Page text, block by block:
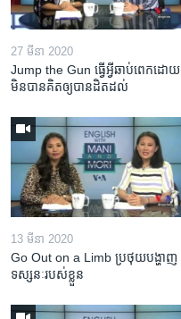
27 មីនា 2020
Jump the Gun ធ្វើ​អ្វី​ឆាប់ពេក​ដោយ​
មិន​បាន​គិត​ឲ្យ​បាន​ដិតដល់
13 មីនា 2020
Go Out on a Limb ប្រថុយ​បង្ហាញ​
ទស្សនៈ​របស់​ខ្លួន